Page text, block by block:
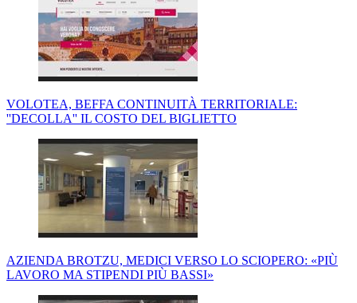
VOLOTEA, BEFFA CONTINUITÀ TERRITORIALE:
''DECOLLA'' IL COSTO DEL BIGLIETTO
AZIENDA BROTZU, MEDICI VERSO LO SCIOPERO: «PIÙ
LAVORO MA STIPENDI PIÙ BASSI»